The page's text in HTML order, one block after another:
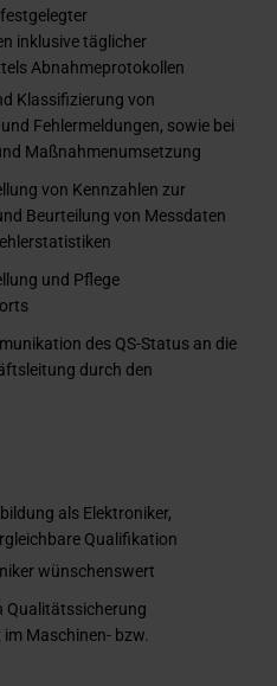
inklusive täglicher
Abnahmeprotokollen
Klassifizierung von
Fehlermeldungen, sowie bei
Maßnahmenumsetzung
von Kennzahlen zur
Beurteilung von Messdaten
und Pflege
des QS-Status an die
durch den
als Elektroniker,
Qualifikation
wünschenswert
Qualitätssicherung
Maschinen- bzw.